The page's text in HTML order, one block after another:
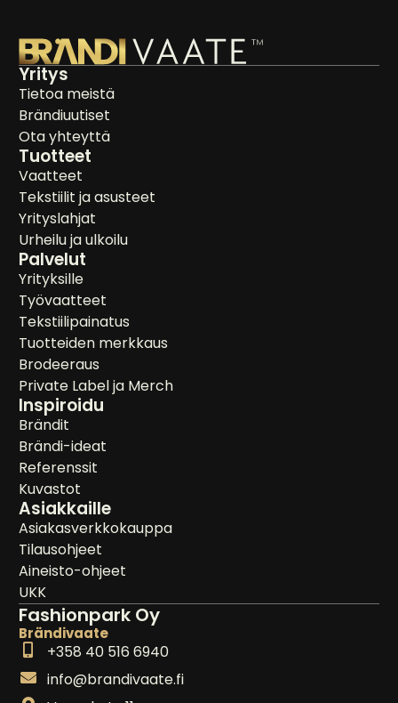
Yritys
Tietoa meistä
Brändiuutiset
Ota yhteyttä
Tuotteet
Vaatteet
Tekstiilit ja asusteet
Yrityslahjat
Urheilu ja ulkoilu
Palvelut
Yrityksille
Työvaatteet
Tekstiilipainatus
Tuotteiden merkkaus
Brodeeraus
Private Label ja Merch
Inspiroidu
Brändit
Brändi-ideat
Referenssit
Kuvastot
Asiakkaille
Asiakasverkkokauppa
Tilausohjeet
Aineisto-ohjeet
UKK
Fashionpark Oy
Brändivaate
+358 40 516 6940
info@brandivaate.fi